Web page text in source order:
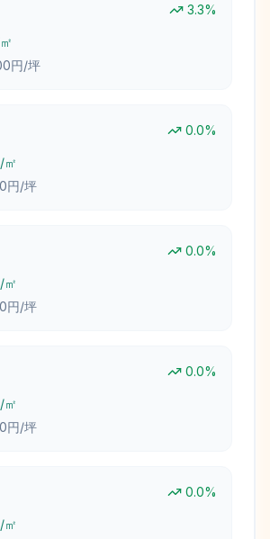
3.3%
円/坪
0.0%
/㎡
円/坪
0.0%
/㎡
円/坪
0.0%
/㎡
円/坪
0.0%
/㎡